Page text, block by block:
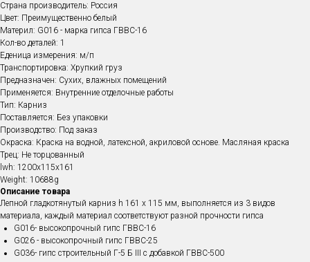
Страна производитель: Россия
Цвет: Преимущественно белый
Материл: G016 - марка гипса ГВВС-16
Кол-во деталей: 1
Еденица измерения: м/п
Транспортировка: Хрупкий груз
Предназначен: Сухих, влажных помещений
Применяется: Внутренние отделочные работы
Тип: Карниз
Поставляется: Без упаковки
Производство: Под заказ
Окраска: Краска на водной, латексной, акриловой основе. Масляная краска
Трец: Не торцованный
lwh: 1200x115x161
Weight: 10688g
Описание товара
Лепной гладкотянутый карниз h 161 х 115 мм , выполняется из 3 видов
материала, каждый материал соответствуют разной прочности гипса
G016- высокопрочный гипс ГВВС-16
G026 - высокопрочный гипс ГВВС-25
G036- гипс строительный Г-5 Б III с добавкой ГВВС-500